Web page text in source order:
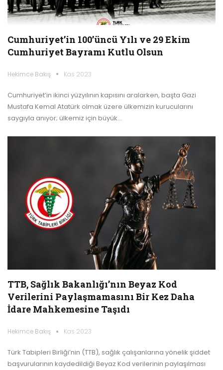
Cumhuriyet’in 100’üncü Yılı ve 29 Ekim
Cumhuriyet Bayramı Kutlu Olsun
Hekimce Bakış Kas 2023
Cumhuriyet’in ikinci yüzyılının kapısını aralarken, başta Gazi
Mustafa Kemal Atatürk olmak üzere ülkemizin kurucularını
saygıyla anıyor; ülkemiz için büyük…
TTB, Sağlık Bakanlığı’nın Beyaz Kod
Verilerini Paylaşmamasını Bir Kez Daha
İdare Mahkemesine Taşıdı
Hekimce Bakış Kas 2023
Türk Tabipleri Birliği’nin (TTB), sağlık çalışanlarına yönelik şiddet
başvurularının kaydedildiği Beyaz Kod verilerinin paylaşılması